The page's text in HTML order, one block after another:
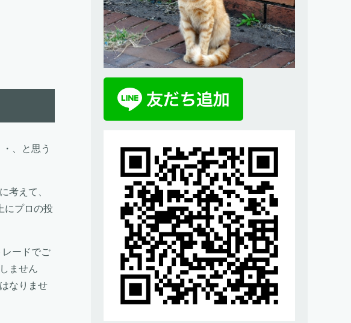
、と思う
考えて、
にプロの投
ードでご
ません
なりませ